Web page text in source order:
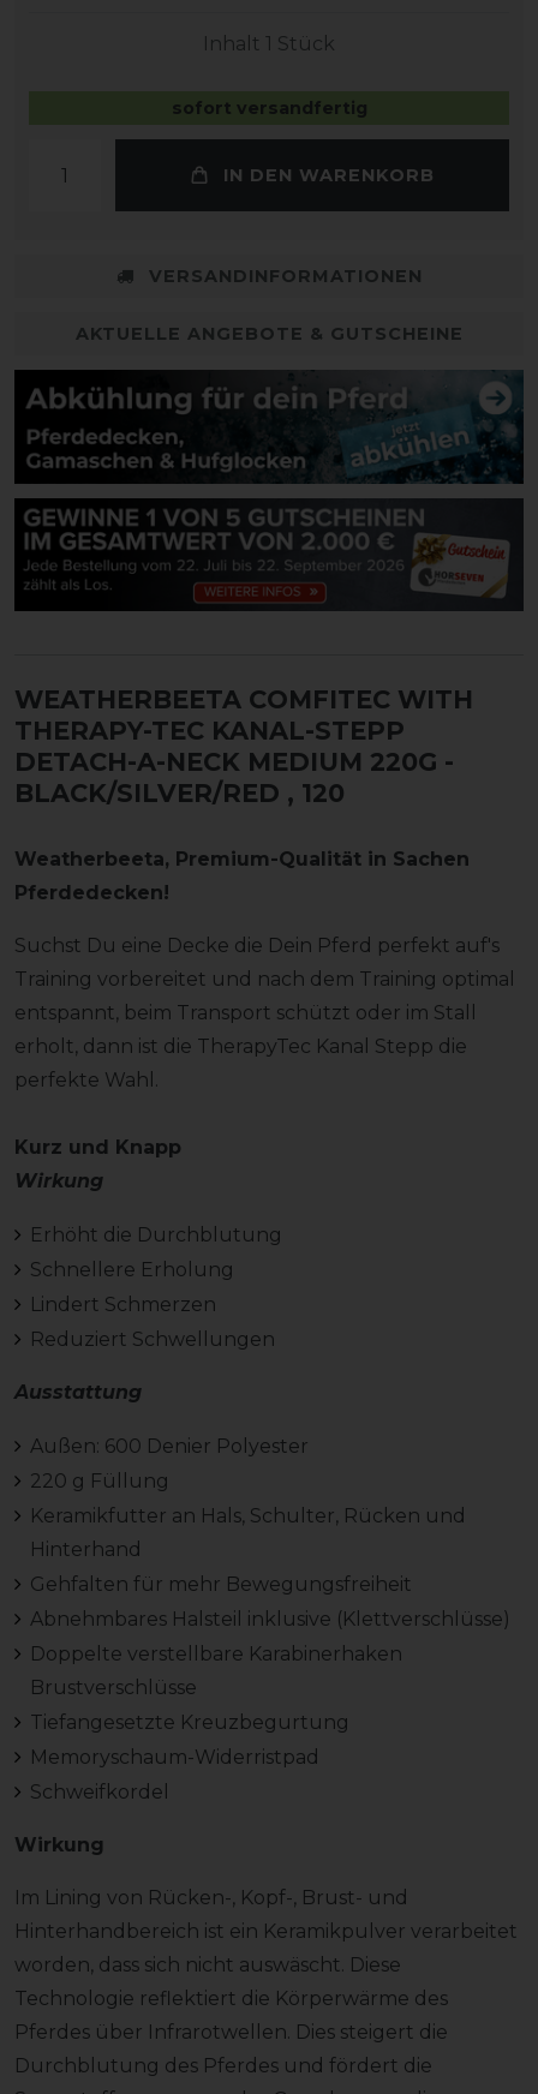
Inhalt 1 Stück
sofort versandfertig
IN DEN WARENKORB
VERSANDINFORMATIONEN
AKTUELLE ANGEBOTE & GUTSCHEINE
WEATHERBEETA COMFITEC WITH
THERAPY-TEC KANAL-STEPP
DETACH-A-NECK MEDIUM 220G -
BLACK/SILVER/RED , 120
Weatherbeeta, Premium-Qualität in Sachen
Pferdedecken!
Suchst Du eine Decke die Dein Pferd perfekt auf's
Training vorbereitet und nach dem Training optimal
entspannt, beim Transport schützt oder im Stall
erholt, dann ist die TherapyTec Kanal Stepp die
perfekte Wahl.
Kurz und Knapp
Wirkung
Erhöht die Durchblutung
Schnellere Erholung
Lindert Schmerzen
Reduziert Schwellungen
Ausstattung
Außen: 600 Denier Polyester
220 g Füllung
Keramikfutter an Hals, Schulter, Rücken und
Hinterhand
Gehfalten für mehr Bewegungsfreiheit
Abnehmbares Halsteil inklusive (Klettverschlüsse)
Doppelte verstellbare Karabinerhaken
Brustverschlüsse
Tiefangesetzte Kreuzbegurtung
Memoryschaum-Widerristpad
Schweifkordel
Wirkung
Im Lining von Rücken-, Kopf-, Brust- und
Hinterhandbereich ist ein Keramikpulver verarbeitet
worden, dass sich nicht auswäscht. Diese
Technologie reflektiert die Körperwärme des
Pferdes über Infrarotwellen. Dies steigert die
Durchblutung des Pferdes und fördert die